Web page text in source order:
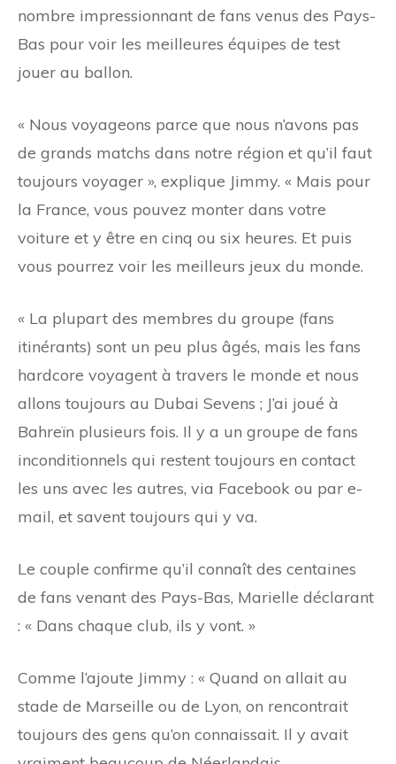
nombre impressionnant de fans venus des Pays-
Bas pour voir les meilleures équipes de test
jouer au ballon.
« Nous voyageons parce que nous n’avons pas
de grands matchs dans notre région et qu’il faut
toujours voyager », explique Jimmy. « Mais pour
la France, vous pouvez monter dans votre
voiture et y être en cinq ou six heures. Et puis
vous pourrez voir les meilleurs jeux du monde.
« La plupart des membres du groupe (fans
itinérants) sont un peu plus âgés, mais les fans
hardcore voyagent à travers le monde et nous
allons toujours au Dubai Sevens ; J’ai joué à
Bahreïn plusieurs fois. Il y a un groupe de fans
inconditionnels qui restent toujours en contact
les uns avec les autres, via Facebook ou par e-
mail, et savent toujours qui y va.
Le couple confirme qu’il connaît des centaines
de fans venant des Pays-Bas, Marielle déclarant
: « Dans chaque club, ils y vont. »
Comme l’ajoute Jimmy : « Quand on allait au
stade de Marseille ou de Lyon, on rencontrait
toujours des gens qu’on connaissait. Il y avait